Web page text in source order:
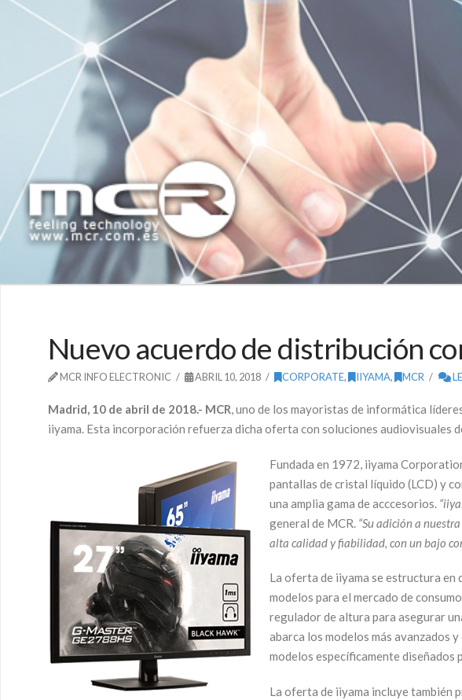
Nuevo acuerdo de distribución
MCR INFO ELECTRONIC ABRIL 10, 2018 CORPORATE, IIYAMA, MCR
Madrid, 10 de abril de 2018.- MCR, uno de los mayoristas de informática
iiyama. Esta incorporación refuerza dicha oferta con soluciones audiovisuales
Fundada en 1972, iiyama
pantallas de cristal líquido (LCD) y
una amplia gama de acccesorios.
general de MCR. “Su adición a
alta calidad y fiabilidad, con un bajo
La oferta de iiyama se estructura en
modelos para el mercado de
regulador de altura para asegurar
abarca los modelos más avanzados
modelos específicamente diseñados
La oferta de iiyama incluye también